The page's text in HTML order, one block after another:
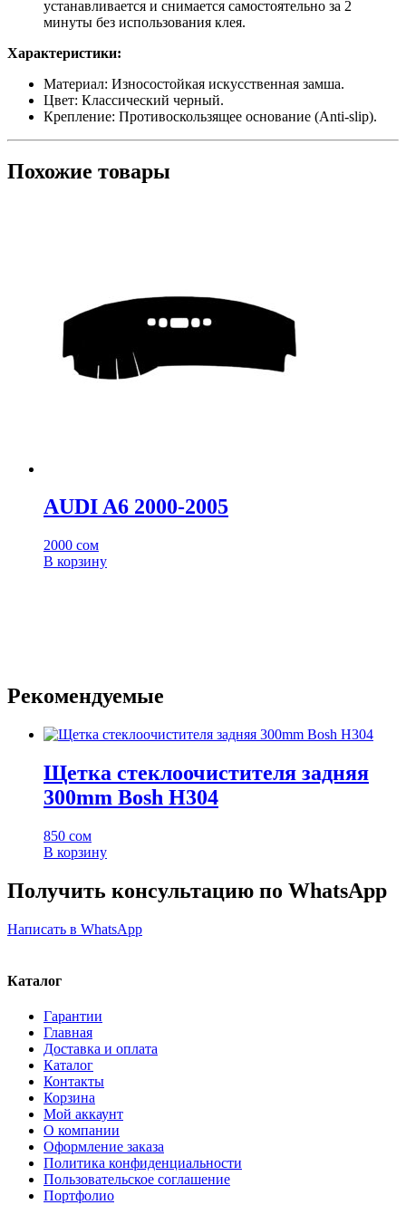
устанавливается и снимается самостоятельно за 2
минуты без использования клея.
Характеристики:
Материал: Износостойкая искусственная замша.
Цвет: Классический черный.
Крепление: Противоскользящее основание (Anti-slip).
Похожие товары
AUDI A6 2000-2005
2000 сом
В корзину
Рекомендуемые
Щетка стеклоочистителя задняя
300mm Bosh H304
850 сом
В корзину
Получить консультацию по WhatsApp
Написать в WhatsApp
Каталог
Гарантии
Главная
Доставка и оплата
Каталог
Контакты
Корзина
Мой аккаунт
О компании
Оформление заказа
Политика конфиденциальности
Пользовательское соглашение
Портфолио